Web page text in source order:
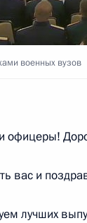
Путин
Путин
военных вузов
офицеры!
вас и
лучших